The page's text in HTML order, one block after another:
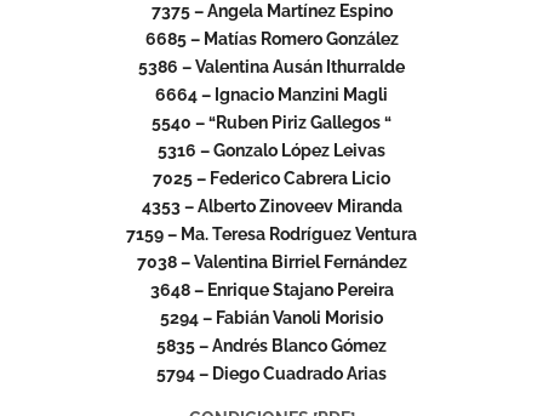
7375 – Angela Martínez Espino
6685 – Matías Romero González
5386 – Valentina Ausán Ithurralde
6664 – Ignacio Manzini Magli
5540 – “Ruben Piriz Gallegos “
5316 – Gonzalo López Leivas
7025 – Federico Cabrera Licio
4353 – Alberto Zinoveev Miranda
7159 – Ma. Teresa Rodríguez Ventura
7038 – Valentina Birriel Fernández
3648 – Enrique Stajano Pereira
5294 – Fabián Vanoli Morisio
5835 – Andrés Blanco Gómez
5794 – Diego Cuadrado Arias